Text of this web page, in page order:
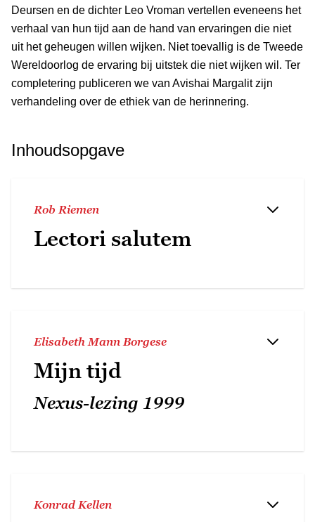
Deursen en de dichter Leo Vroman vertellen eveneens het
verhaal van hun tijd aan de hand van ervaringen die niet
uit het geheugen willen wijken. Niet toevallig is de Tweede
Wereldoorlog de ervaring bij uitstek die niet wijken wil. Ter
completering publiceren we van Avishai Margalit zijn
verhandeling over de ethiek van de herinnering.
Inhoudsopgave
Rob Riemen
Lectori salutem
Elisabeth Mann Borgese
Mijn tijd
Nexus-lezing 1999
Konrad Kellen